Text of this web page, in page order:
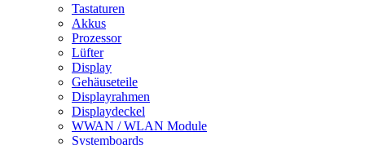
Tastaturen
Akkus
Prozessor
Lüfter
Display
Gehäuseteile
Displayrahmen
Displaydeckel
WWAN / WLAN Module
Systemboards